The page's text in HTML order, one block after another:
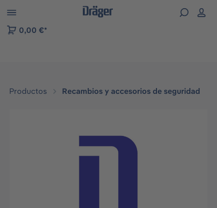
to B2B platform navigation
0,00 €*
Productos Recambios y accesorios de seguridad
Omitir galería de imágenes